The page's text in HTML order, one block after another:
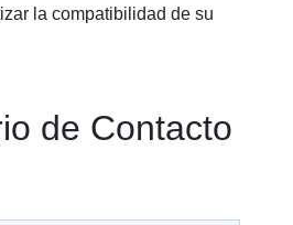
la compatibilidad de su
de Contacto